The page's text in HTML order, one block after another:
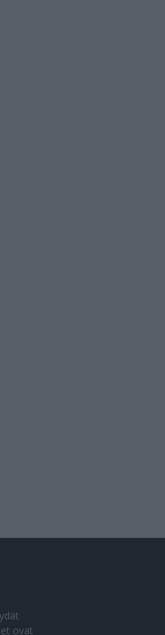
ovat